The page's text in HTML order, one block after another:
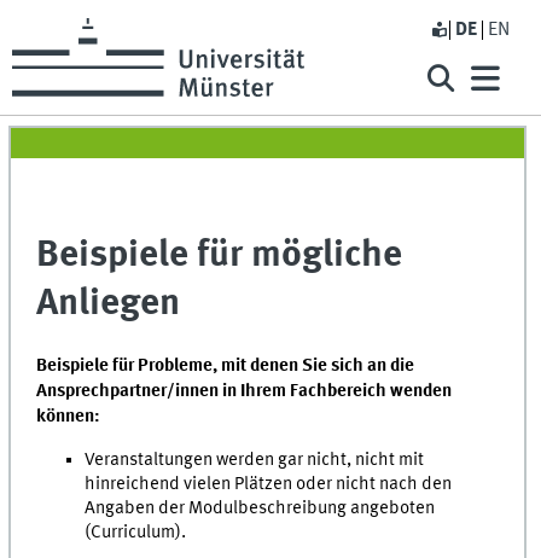
DE EN
Beispiele für mögliche
Anliegen
Beispiele für Probleme, mit denen Sie sich an die
Ansprechpartner/innen in Ihrem Fachbereich wenden
können:
Veranstaltungen werden gar nicht, nicht mit
hinreichend vielen Plätzen oder nicht nach den
Angaben der Modulbeschreibung angeboten
(Curriculum).